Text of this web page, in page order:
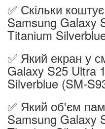
✅ Скільки
Samsung Galaxy
Titanium
✅ Який екран у
Galaxy S25 Ultra
Silverblue (SM-
✅ Який об'єм
Samsung Galaxy